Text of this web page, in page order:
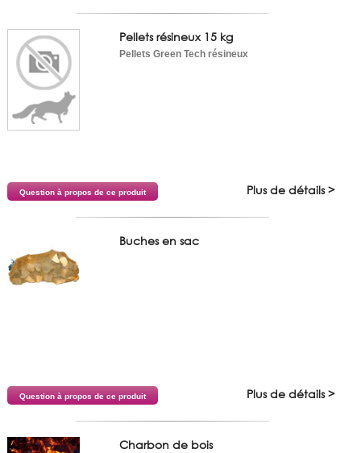
Pellets résineux 15 kg
Pellets Green Tech résineux
Question à propos de ce produit Plus de détails >
Buches en sac
Question à propos de ce produit Plus de détails >
Charbon de bois